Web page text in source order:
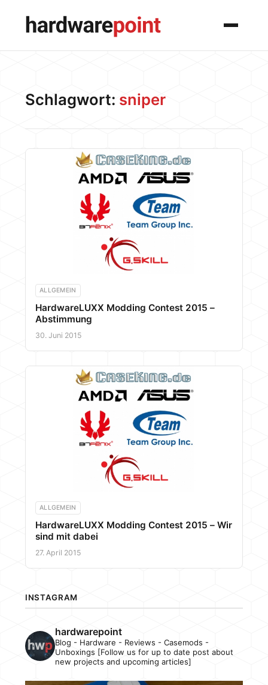
Menü
Schlagwort: sniper
ALLGEMEIN
HardwareLUXX Modding Contest 2015 –
Abstimmung
30. Juni 2015
ALLGEMEIN
HardwareLUXX Modding Contest 2015 – Wir
sind mit dabei
27. April 2015
INSTAGRAM
hardwarepoint
Blog - Hardware - Reviews - Casemods -
Unboxings [Follow us for up to date post about
new projects and upcoming articles]